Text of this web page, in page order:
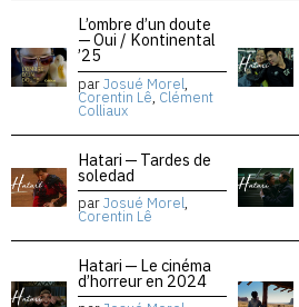
L’ombre d’un doute
— Oui / Kontinental
’25
parJosué Morel,
Corentin Lê, Clément
Colliaux
Hatari — Tardes de
soledad
parJosué Morel,
Corentin Lê
Hatari — Le cinéma
d’horreur en 2024